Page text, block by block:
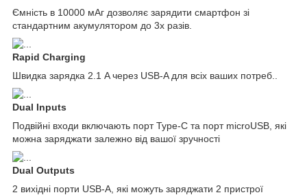
Ємність в 10000 мАг дозволяє зарядити смартфон зі
стандартним акумулятором до 3х разів.
Rapid Charging
Швидка зарядка 2.1 A через USB-A для всіх ваших потреб..
Dual Inputs
Подвійні входи включають порт Type-C та порт microUSB, які
можна заряджати залежно від вашої зручності
Dual Outputs
2 вихідні порти USB-A, які можуть заряджати 2 пристрої